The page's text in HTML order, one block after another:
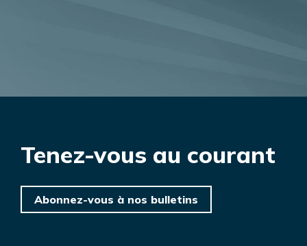
Tenez-vous au courant
Abonnez-vous à nos bulletins